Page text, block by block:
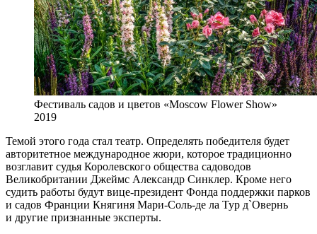
Фестиваль садов и цветов «Moscow Flower Show»
2019
Темой этого года стал театр. Определять победителя будет
авторитетное международное жюри, которое традиционно
возглавит судья Королевского общества садоводов
Великобритании Джеймс Александр Синклер. Кроме него
судить работы будут вице-президент Фонда поддержки парков
и садов Франции Княгиня Мари-Соль-де ла Тур д`Овернь
и другие признанные эксперты.